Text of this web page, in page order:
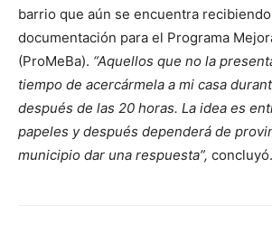
barrio que aún se encuentra
documentación para el Programa
(ProMeBa). “Aquellos que no la
tiempo de acercármela a mi casa
después de las 20 horas. La idea es
papeles y después dependerá de
municipio dar una respuesta”, concluyó.